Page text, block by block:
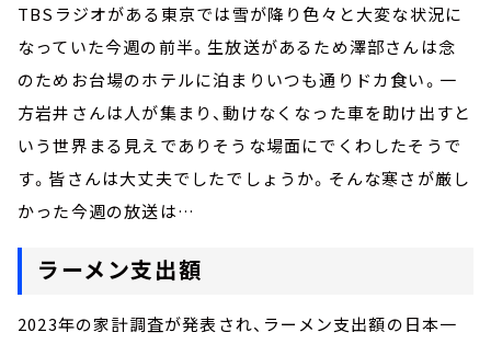
TBSラジオがある東京では雪が降り色々と大変な状況に
なっていた今週の前半。生放送があるため澤部さんは念
のためお台場のホテルに泊まりいつも通りドカ食い。一
方岩井さんは人が集まり、動けなくなった車を助け出すと
いう世界まる見えでありそうな場面にでくわしたそうで
す。皆さんは大丈夫でしたでしょうか。そんな寒さが厳し
かった今週の放送は…
ラーメン支出額
2023年の家計調査が発表され、ラーメン支出額の日本一